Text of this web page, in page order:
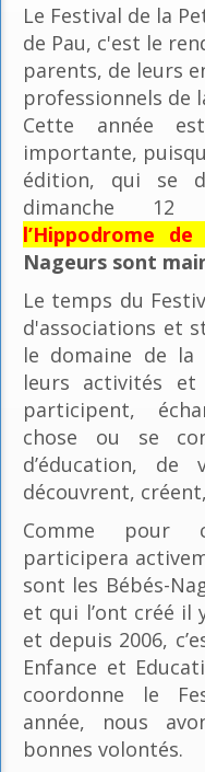
Le Festival de la
de Pau, c'est le
parents, de leurs
professionnels de
Cette année
importante,
édition, qui se
dimanche
l’Hippodrome de
Nageurs sont
Le temps du
d'associations et
le domaine de la
leurs activités
participent,
chose ou se
d’éducation,
découvrent,
Comme pour
participera
sont les Bébés-
et qui l’ont créé il
et depuis 2006,
Enfance et
coordonne le
année, nous
bonnes volontés.